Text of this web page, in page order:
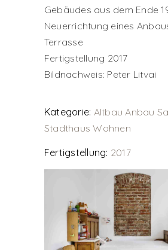
Gebäudes aus dem Ende
Neuerrichtung eines
Terrasse
Fertigstellung 2017
Bildnachweis: Peter Litvai
Kategorie: Altbau Anbau
Stadthaus Wohnen
Fertigstellung: 2017